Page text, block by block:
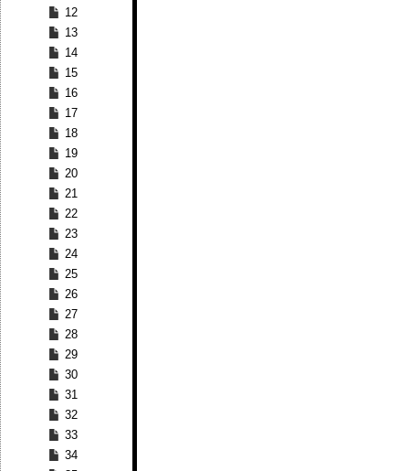
12
13
14
15
16
17
18
19
20
21
22
23
24
25
26
27
28
29
30
31
32
33
34